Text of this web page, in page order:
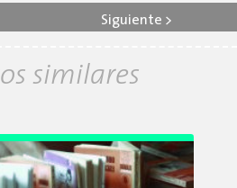
Siguiente >
similares